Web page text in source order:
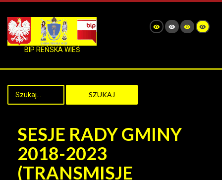
BIP REŃSKA WIEŚ
SZUKAJ
SESJE RADY GMINY
2018-2023
(TRANSMISJE